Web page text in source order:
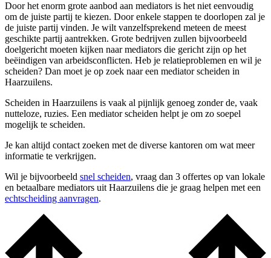
Door het enorm grote aanbod aan mediators is het niet eenvoudig
om de juiste partij te kiezen. Door enkele stappen te doorlopen zal je
de juiste partij vinden. Je wilt vanzelfsprekend meteen de meest
geschikte partij aantrekken. Grote bedrijven zullen bijvoorbeeld
doelgericht moeten kijken naar mediators die gericht zijn op het
beëindigen van arbeidsconflicten. Heb je relatieproblemen en wil je
scheiden? Dan moet je op zoek naar een mediator scheiden in
Haarzuilens.
Scheiden in Haarzuilens is vaak al pijnlijk genoeg zonder de, vaak
nutteloze, ruzies. Een mediator scheiden helpt je om zo soepel
mogelijk te scheiden.
Je kan altijd contact zoeken met de diverse kantoren om wat meer
informatie te verkrijgen.
Wil je bijvoorbeeld snel scheiden, vraag dan 3 offertes op van lokale
en betaalbare mediators uit Haarzuilens die je graag helpen met een
echtscheiding aanvragen.